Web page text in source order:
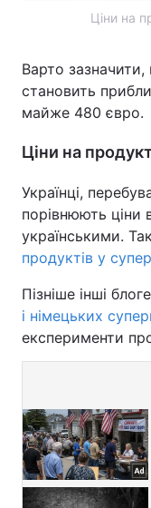
Ціни на
Варто зазначити,
становить
майже 480 євро.
Ціни на
Українці,
порівнюють ціни
українськими.
продуктів у
Пізніше інші
і німецьких
експерименти